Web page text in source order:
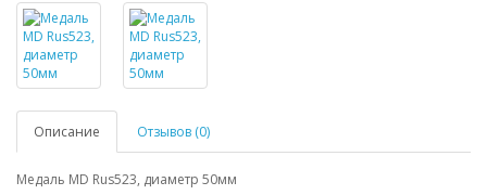
Описание Отзывов (0)
Медаль MD Rus523, диаметр 50мм